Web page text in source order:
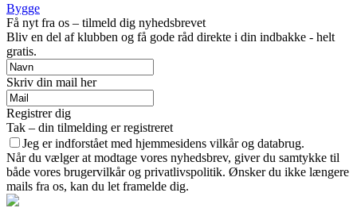
Bygge
Få nyt fra os – tilmeld dig nyhedsbrevet
Bliv en del af klubben og få gode råd direkte i din indbakke - helt
gratis.
Skriv din mail her
Registrer dig
Tak – din tilmelding er registreret
Jeg er indforstået med hjemmesidens vilkår og databrug.
Når du vælger at modtage vores nyhedsbrev, giver du samtykke til
både vores brugervilkår og privatlivspolitik. Ønsker du ikke længere
mails fra os, kan du let framelde dig.